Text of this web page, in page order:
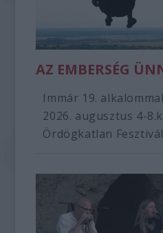
AZ EMBERSÉG
Immár 19.
2026. augusztus 4-
Ördögkatlan